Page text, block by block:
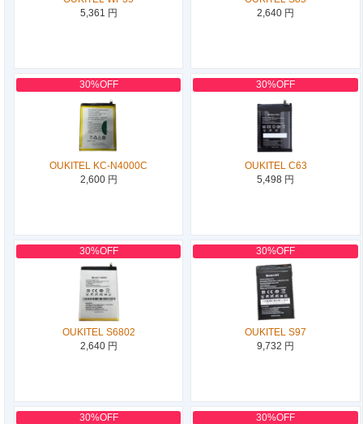
5,361 円
2,640 円
30%OFF
OUKITEL KC-N4000C
2,600 円
30%OFF
OUKITEL C63
5,498 円
30%OFF
OUKITEL S6802
2,640 円
30%OFF
OUKITEL S97
9,732 円
30%OFF 30%OFF